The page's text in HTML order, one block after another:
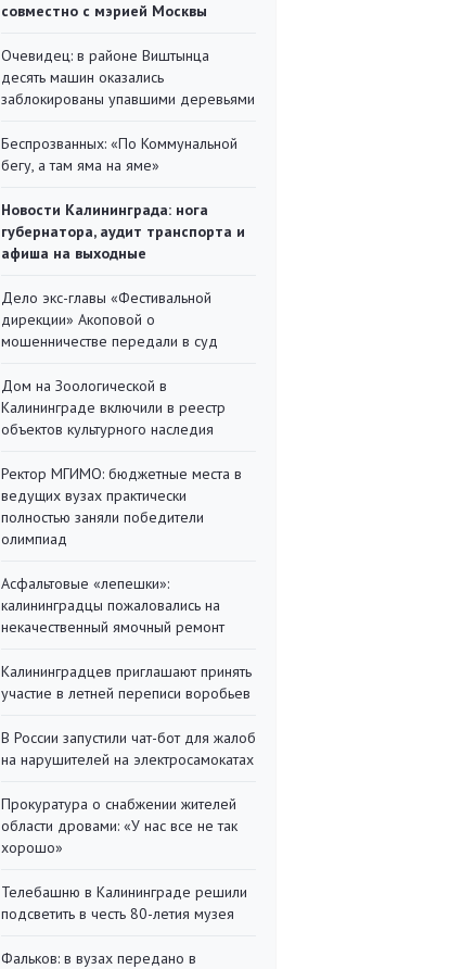
совместно с мэрией Москвы
Очевидец: в районе Виштынца
десять машин оказались
заблокированы упавшими деревьями
Беспрозванных: «По Коммунальной
бегу, а там яма на яме»
Новости Калининграда: нога
губернатора, аудит транспорта и
афиша на выходные
Дело экс-главы «Фестивальной
дирекции» Акоповой о
мошенничестве передали в суд
Дом на Зоологической в
Калининграде включили в реестр
объектов культурного наследия
Ректор МГИМО: бюджетные места в
ведущих вузах практически
полностью заняли победители
олимпиад
Асфальтовые «лепешки»:
калининградцы пожаловались на
некачественный ямочный ремонт
Калининградцев приглашают принять
участие в летней переписи воробьев
В России запустили чат-бот для жалоб
на нарушителей на электросамокатах
Прокуратура о снабжении жителей
области дровами: «У нас все не так
хорошо»
Телебашню в Калининграде решили
подсветить в честь 80-летия музея
Фальков: в вузах передано в